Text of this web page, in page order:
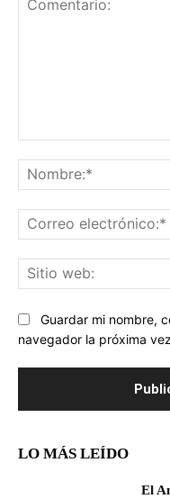
Guardar mi nombre,
navegador la próxima
LO MÁS LEÍDO
El